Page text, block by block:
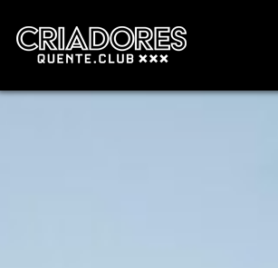
Navegação principal